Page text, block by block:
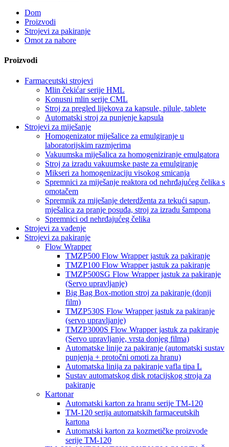
Dom
Proizvodi
Strojevi za pakiranje
Omot za nabore
Proizvodi
Farmaceutski strojevi
Mlin čekićar serije HML
Konusni mlin serije CML
Stroj za pregled lijekova za kapsule, pilule, tablete
Automatski stroj za punjenje kapsula
Strojevi za miješanje
Homogenizator miješalice za emulgiranje u
laboratorijskim razmjerima
Vakuumska miješalica za homogeniziranje emulgatora
Stroj za izradu vakuumske paste za emulgiranje
Mikseri za homogenizaciju visokog smicanja
Spremnici za miješanje reaktora od nehrđajućeg čelika s
omotačem
Spremnik za miješanje deterdženta za tekući sapun,
mješalica za pranje posuđa, stroj za izradu šampona
Spremnici od nehrđajućeg čelika
Strojevi za vađenje
Strojevi za pakiranje
Flow Wrapper
TMZP500 Flow Wrapper jastuk za pakiranje
TMZP100 Flow Wrapper jastuk za pakiranje
TMZP500SG Flow Wrapper jastuk za pakiranje
(Servo upravljanje)
Big Bag Box-motion stroj za pakiranje (donji
film)
TMZP530S Flow Wrapper jastuk za pakiranje
(servo upravljanje)
TMZP3000S Flow Wrapper jastuk za pakiranje
(Servo upravljanje, vrsta donjeg filma)
Automatske linije za pakiranje (automatski sustav
punjenja + protočni omoti za hranu)
Automatska linija za pakiranje vafla tipa L
Sustav automatskog disk rotacijskog stroja za
pakiranje
Kartonar
Automatski karton za hranu serije TM-120
TM-120 serija automatskih farmaceutskih
kartona
Automatski karton za kozmetičke proizvode
serije TM-120